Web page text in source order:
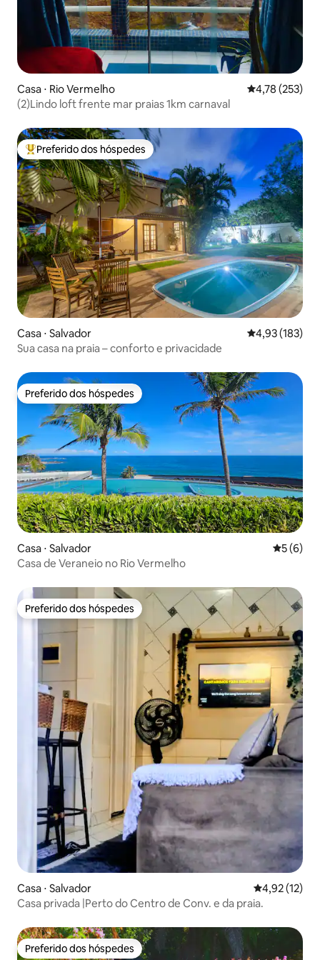
Casa ⋅ Rio Vermelho 4,78 de uma
4,78 (253)
(2)Lindo loft frente mar praias 1km carnaval
Entre os melhores preferidos dos hóspedes
Preferido dos hóspedes
Casa ⋅ Salvador 4,93 de uma
4,93 (183)
Sua casa na praia – conforto e privacidade
Preferido dos hóspedes
Preferido dos hóspedes
Casa ⋅ Salvador 5 de
5 (6)
Casa de Veraneio no Rio Vermelho
Preferido dos hóspedes
Preferido dos hóspedes
Casa ⋅ Salvador 4,92 de uma
4,92 (12)
Casa privada |Perto do Centro de Conv. e da praia.
Preferido dos hóspedes
Preferido dos hóspedes